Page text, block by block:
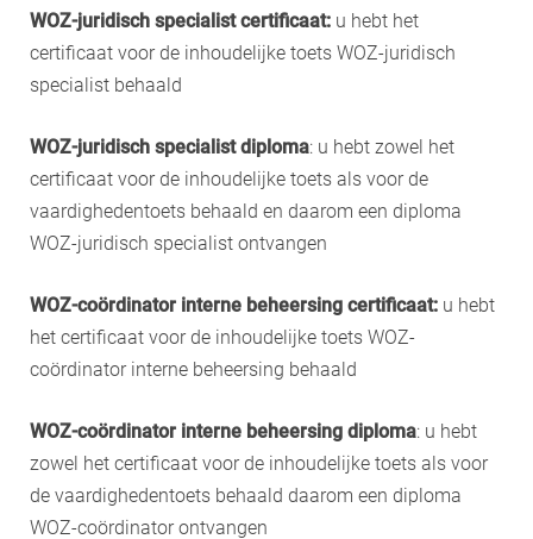
WOZ-juridisch specialist certificaat: u hebt het
certificaat voor de inhoudelijke toets WOZ-juridisch
specialist behaald
WOZ-juridisch specialist diploma: u hebt zowel het
certificaat voor de inhoudelijke toets als voor de
vaardighedentoets behaald en daarom een diploma
WOZ-juridisch specialist ontvangen
WOZ-coördinator interne beheersing certificaat: u hebt
het certificaat voor de inhoudelijke toets WOZ-
coördinator interne beheersing behaald
WOZ-coördinator interne beheersing diploma: u hebt
zowel het certificaat voor de inhoudelijke toets als voor
de vaardighedentoets behaald daarom een diploma
WOZ-coördinator ontvangen